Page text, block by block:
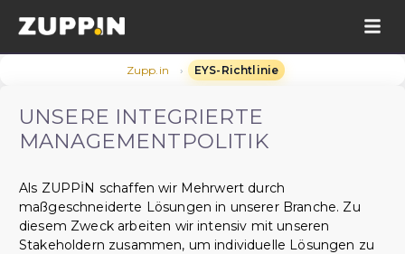
Zupp.in › EYS-Richtlinie
UNSERE INTEGRIERTE
MANAGEMENTPOLITIK
Als ZUPPİN schaffen wir Mehrwert durch
maßgeschneiderte Lösungen in unserer Branche. Zu
diesem Zweck arbeiten wir intensiv mit unseren
Stakeholdern zusammen, um individuelle Lösungen zu